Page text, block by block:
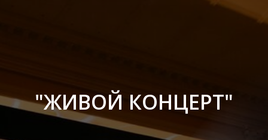
"ЖИВОЙ КОНЦЕРТ"